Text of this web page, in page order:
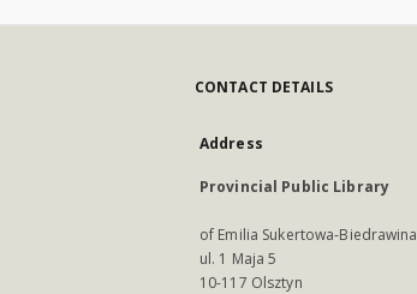
CONTACT DETAILS
Address
Provincial Public Library
of Emilia Sukertowa-Biedrawina
ul. 1 Maja 5
10-117 Olsztyn